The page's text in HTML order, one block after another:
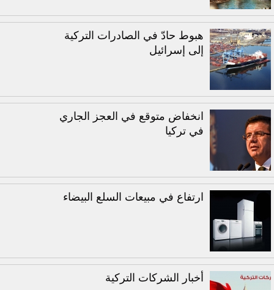
هبوط حادّ في الصادرات التركية
إلى إسرائيل
انخفاض متوقع في العجز الجاري
في تركيا
ارتفاع في مبيعات السلع البيضاء
أخبار الشركات التركية